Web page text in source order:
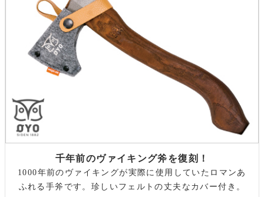
千年前のヴァイキング斧を復刻！
1000年前のヴァイキングが実際に使用していたロマンあ
ふれる手斧です。珍しいフェルトの丈夫なカバー付き。